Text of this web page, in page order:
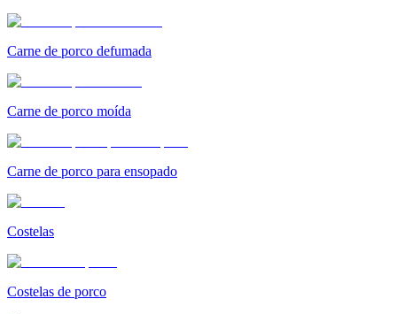
Carne de porco defumada
Carne de porco moída
Carne de porco para ensopado
Costelas
Costelas de porco